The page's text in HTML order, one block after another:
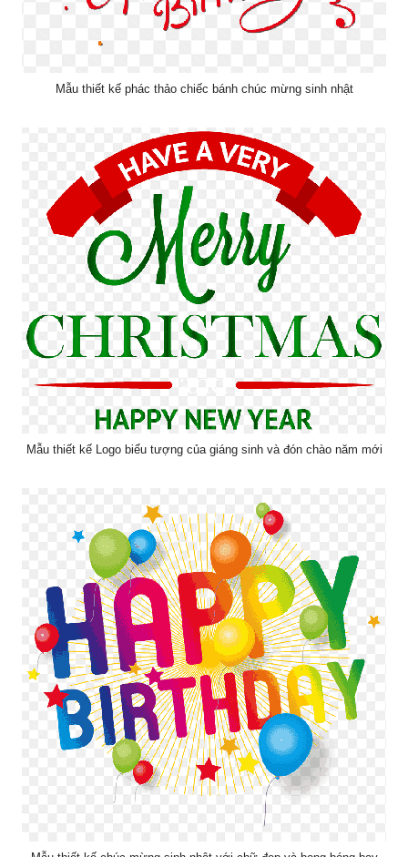
Mẫu thiết kế phác thảo chiếc bánh chúc mừng sinh nhật
Mẫu thiết kế Logo biểu tượng của giáng sinh và đón chào năm mới